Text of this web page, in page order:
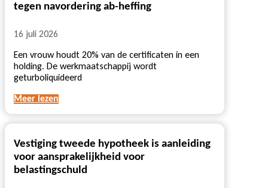
tegen navordering ab-heffing
16 juli 2026
Een vrouw houdt 20% van de certificaten in een
holding. De werkmaatschappij wordt
geturboliquideerd
Meer lezen
Vestiging tweede hypotheek is aanleiding
voor aansprakelijkheid voor
belastingschuld